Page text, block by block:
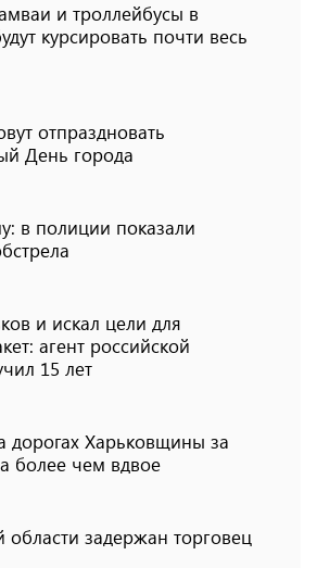
и троллейбусы в
курсировать почти весь
отпраздновать
День города
в полиции показали
и искал цели для
агент российской
15 лет
дорогах Харьковщины за
более чем вдвое
области задержан торговец